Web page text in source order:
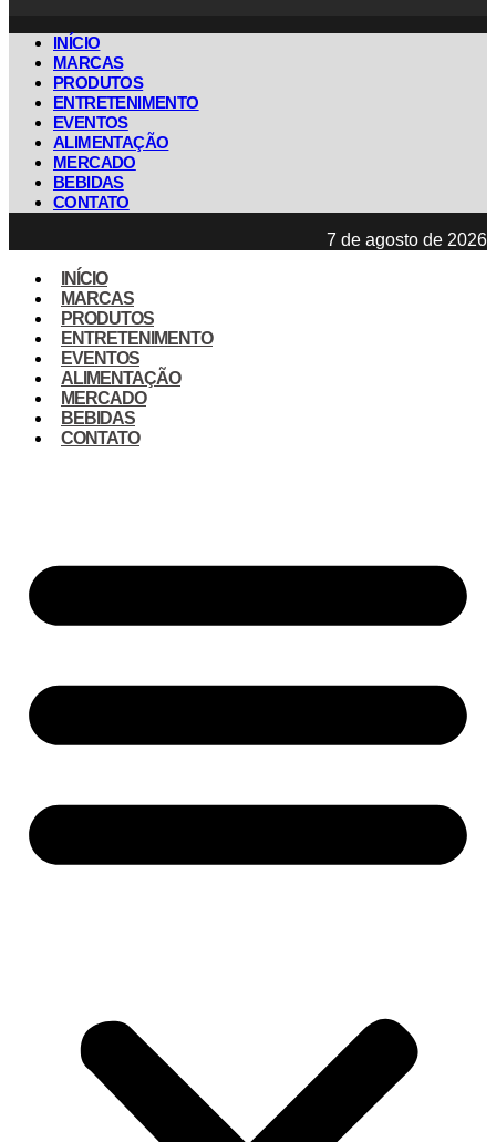
INÍCIO
MARCAS
PRODUTOS
ENTRETENIMENTO
EVENTOS
ALIMENTAÇÃO
MERCADO
BEBIDAS
CONTATO
7 de agosto de 2026
INÍCIO
MARCAS
PRODUTOS
ENTRETENIMENTO
EVENTOS
ALIMENTAÇÃO
MERCADO
BEBIDAS
CONTATO